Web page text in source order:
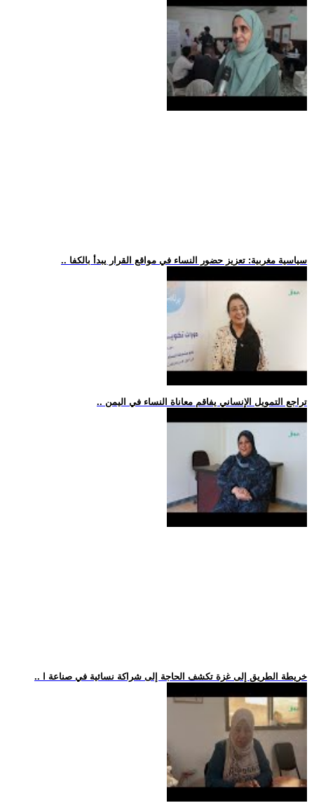
.. سياسية مغربية: تعزيز حضور النساء في مواقع القرار يبدأ بالكفا
.. تراجع التمويل الإنساني يفاقم معاناة النساء في اليمن
.. خريطة الطريق إلى غزة تكشف الحاجة إلى شراكة نسائية في صناعة ا